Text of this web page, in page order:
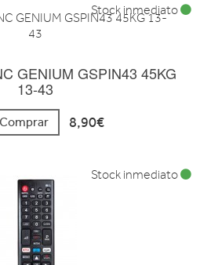
GENIUM GSPIN43 45KG
13-43
Comprar 8,90€
Stock inmediato
Stock inmediato